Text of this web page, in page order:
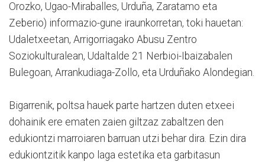
Orozko, Ugao-Miraballes, Urduña, Zaratamo eta
Zeberio) informazio-gune iraunkorretan, toki hauetan:
Udaletxeetan, Arrigorriagako Abusu Zentro
Soziokulturalean, Udaltalde 21 Nerbioi-Ibaizabalen
Bulegoan, Arrankudiaga-Zollo, eta Urduñako Alondegian.
Bigarrenik, poltsa hauek parte hartzen duten etxeei
dohainik ere ematen zaien giltzaz zabaltzen den
edukiontzi marroiaren barruan utzi behar dira. Ezin dira
edukiontzitik kanpo laga estetika eta garbitasun